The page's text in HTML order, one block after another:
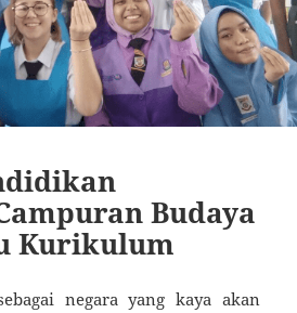
Budaya
Kurikulum
negara yang kaya akan